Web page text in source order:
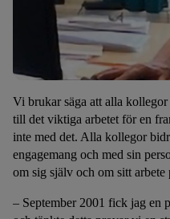
Vi brukar säga att alla
till det viktiga arbetet för en
inte med det. Alla kollegor
engagemang och med sin
om sig själv och om sitt arbete
– September 2001 fick jag en